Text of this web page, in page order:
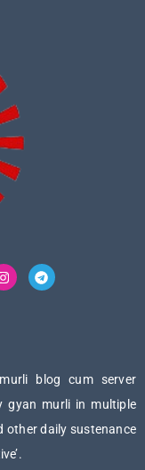
InstagramTelegram
blog cum server
gyan murli in multiple
other daily sustenance